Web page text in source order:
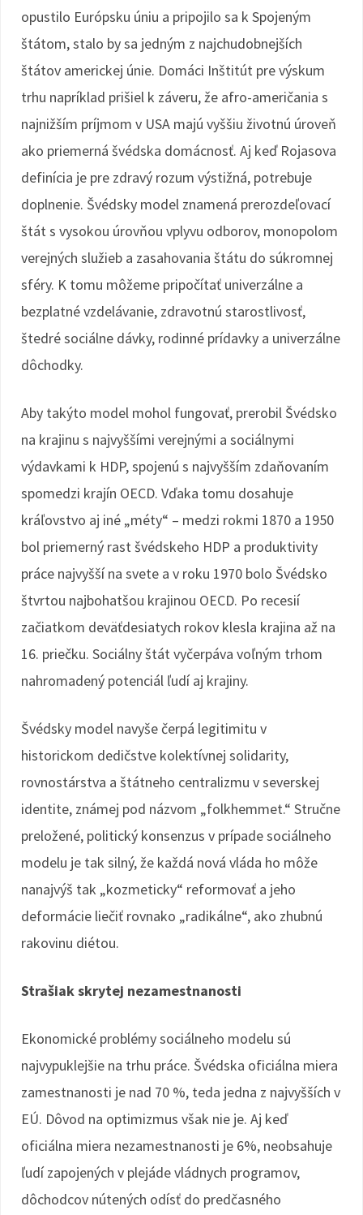
opustilo Európsku úniu a pripojilo sa k Spojeným
štátom, stalo by sa jedným z najchudobnejších
štátov americkej únie. Domáci Inštitút pre výskum
trhu napríklad prišiel k záveru, že afro-američania s
najnižším príjmom v USA majú vyššiu životnú úroveň
ako priemerná švédska domácnosť. Aj keď Rojasova
definícia je pre zdravý rozum výstižná, potrebuje
doplnenie. Švédsky model znamená prerozdeľovací
štát s vysokou úrovňou vplyvu odborov, monopolom
verejných služieb a zasahovania štátu do súkromnej
sféry. K tomu môžeme pripočítať univerzálne a
bezplatné vzdelávanie, zdravotnú starostlivosť,
štedré sociálne dávky, rodinné prídavky a univerzálne
dôchodky.
Aby takýto model mohol fungovať, prerobil Švédsko
na krajinu s najvyššími verejnými a sociálnymi
výdavkami k HDP, spojenú s najvyšším zdaňovaním
spomedzi krajín OECD. Vďaka tomu dosahuje
kráľovstvo aj iné „méty“ – medzi rokmi 1870 a 1950
bol priemerný rast švédskeho HDP a produktivity
práce najvyšší na svete a v roku 1970 bolo Švédsko
štvrtou najbohatšou krajinou OECD. Po recesií
začiatkom deväťdesiatych rokov klesla krajina až na
16. priečku. Sociálny štát vyčerpáva voľným trhom
nahromadený potenciál ľudí aj krajiny.
Švédsky model navyše čerpá legitimitu v
historickom dedičstve kolektívnej solidarity,
rovnostárstva a štátneho centralizmu v severskej
identite, známej pod názvom „folkhemmet.“ Stručne
preložené, politický konsenzus v prípade sociálneho
modelu je tak silný, že každá nová vláda ho môže
nanajvýš tak „kozmeticky“ reformovať a jeho
deformácie liečiť rovnako „radikálne“, ako zhubnú
rakovinu diétou.
Strašiak skrytej nezamestnanosti
Ekonomické problémy sociálneho modelu sú
najvypuklejšie na trhu práce. Švédska oficiálna miera
zamestnanosti je nad 70 %, teda jedna z najvyšších v
EÚ. Dôvod na optimizmus však nie je. Aj keď
oficiálna miera nezamestnanosti je 6%, neobsahuje
ľudí zapojených v plejáde vládnych programov,
dôchodcov nútených odísť do predčasného